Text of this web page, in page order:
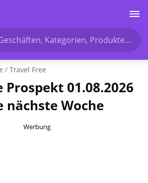
Kategorien, Produkten...
Travel Free
Prospekt 01.08.2026
nächste Woche
Werbung